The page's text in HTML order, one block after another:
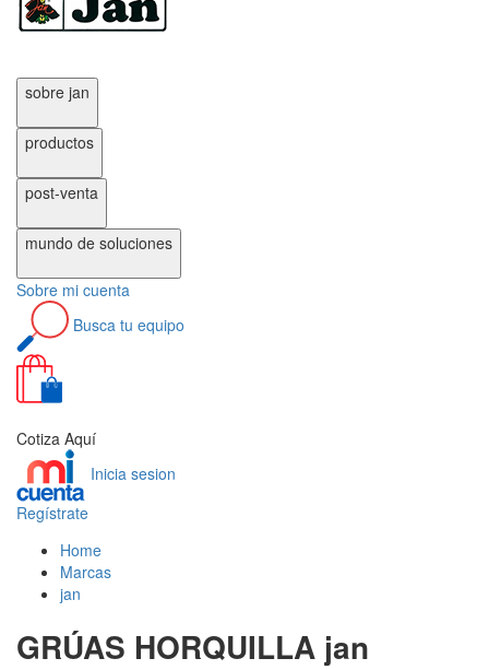
sobre jan
productos
post-venta
mundo de soluciones
Sobre mi cuenta
Busca tu equipo
Cotiza Aquí
Inicia sesion
Regístrate
Home
Marcas
jan
GRÚAS HORQUILLA jan